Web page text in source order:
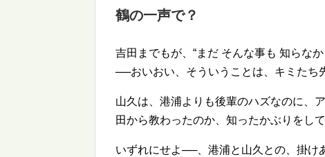
鶴の一声で？
吉田までもが、 まだ そんな事も 知らな
──おいおい、そういうことは、キミた
山久は、港浦よりも後輩のハズなのに、
田から教わったのか、知ったかぶりをして
いずれにせよ──、港浦と山久との、掛け